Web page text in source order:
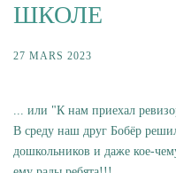
ШКОЛЕ
27 MARS 2023
... или "К нам приехал
В среду наш друг Бобёр
дошкольников и даже кое-